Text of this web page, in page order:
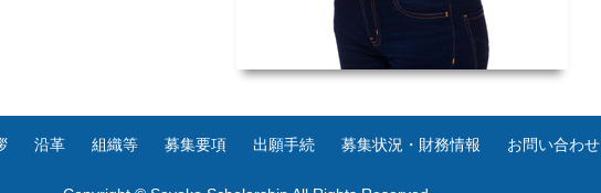
沿革 組織等 募集要項 出願手続 募集状況・財務情報 お問い合わせ